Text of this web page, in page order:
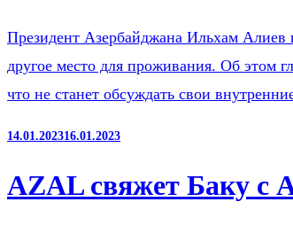
Президент Азербайджана Ильхам Алиев
другое место для проживания. Об этом
что не станет обсуждать свои
14.01.202316.01.2023
AZAL свяжет Баку с